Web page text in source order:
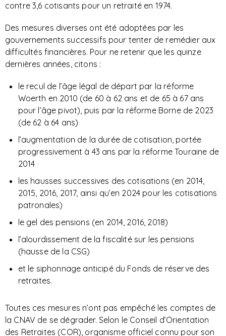
contre 3,6 cotisants pour un retraité en 1974.
Des mesures diverses ont été adoptées par les
gouvernements successifs pour tenter de remédier aux
difficultés financières. Pour ne retenir que les quinze
dernières années, citons :
le recul de l’âge légal de départ par la réforme
Woerth en 2010 (de 60 à 62 ans et de 65 à 67 ans
pour l’âge pivot), puis par la réforme Borne de 2023
(de 62 à 64 ans)
l’augmentation de la durée de cotisation, portée
progressivement à 43 ans par la réforme Touraine de
2014
les hausses successives des cotisations (en 2014,
2015, 2016, 2017, ainsi qu’en 2024 pour les cotisations
patronales)
le gel des pensions (en 2014, 2016, 2018)
l’alourdissement de la fiscalité sur les pensions
(hausse de la CSG)
et le siphonnage anticipé du Fonds de réserve des
retraites.
Toutes ces mesures n’ont pas empêché les comptes de
la CNAV de se dégrader. Selon le Conseil d’Orientation
des Retraites (COR), organisme officiel connu pour son